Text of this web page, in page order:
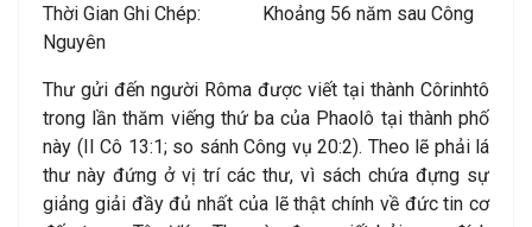
Thời Gian Ghi Chép: Khoảng 56 năm sau Công
Nguyên
Thư gửi đến người Rôma được viết tại thành Côrinhtô
trong lần thăm viếng thứ ba của Phaolô tại thành phố
này (II Cô 13:1; so sánh Công vụ 20:2). Theo lẽ phải lá
thư này đứng ở vị trí các thư, vì sách chứa đựng sự
giảng giải đầy đủ nhất của lẽ thật chính về đức tin cơ